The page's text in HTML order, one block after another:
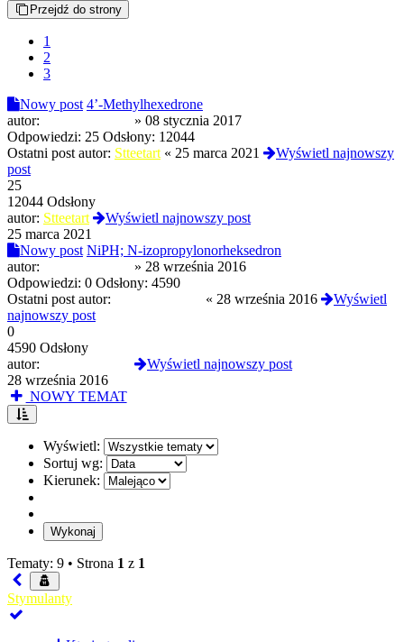
Przejdź do strony
1
2
3
Nowy post 4’-Methylhexedrone
autor:
» 08 stycznia 2017
Odpowiedzi: 25 Odsłony: 12044
Ostatni post autor: Stteetart « 25 marca 2021
Wyświetl najnowszy
post
25
12044 Odsłony
autor: Stteetart
Wyświetl najnowszy post
25 marca 2021
Nowy post NiPH; N-izopropylonorheksedron
autor:
» 28 września 2016
Odpowiedzi: 0 Odsłony: 4590
Ostatni post autor:
« 28 września 2016
Wyświetl
najnowszy post
0
4590 Odsłony
autor:
Wyświetl najnowszy post
28 września 2016
NOWY TEMAT
Wyświetl:
Sortuj wg:
Kierunek:
Tematy: 9 • Strona 1 z 1
Stymulanty